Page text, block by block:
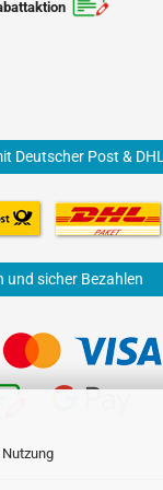
Deutscher Post & DHL
und sicher Bezahlen